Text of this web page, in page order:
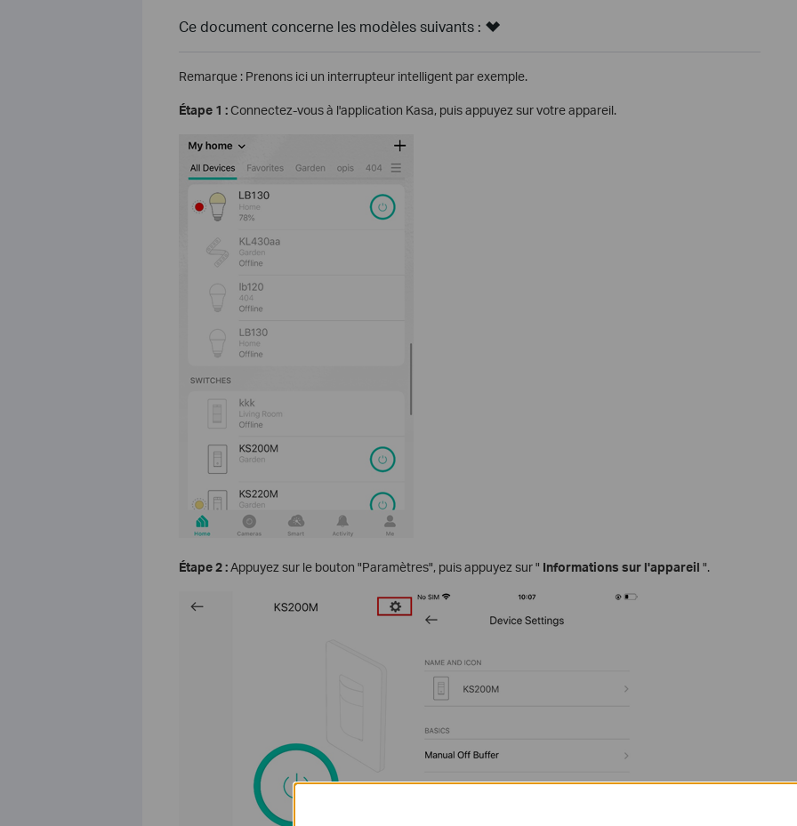
Ce document concerne les modèles suivants :
Remarque : Prenons ici un interrupteur intelligent par exemple.
Étape 1 :Connectez-vous à l'application Kasa, puis appuyez sur votre appareil.
Étape 2 :Appuyez sur le bouton "Paramètres", puis appuyez sur " Informations sur l'appareil ".